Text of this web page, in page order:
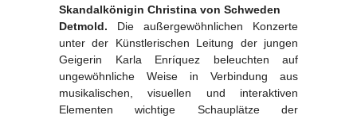
Skandalkönigin Christina von Schweden
Detmold. Die außergewöhnlichen Konzerte
unter der Künstlerischen Leitung der jungen
Geigerin Karla Enríquez beleuchten auf
ungewöhnliche Weise in Verbindung aus
musikalischen, visuellen und interaktiven
Elementen wichtige Schauplätze der